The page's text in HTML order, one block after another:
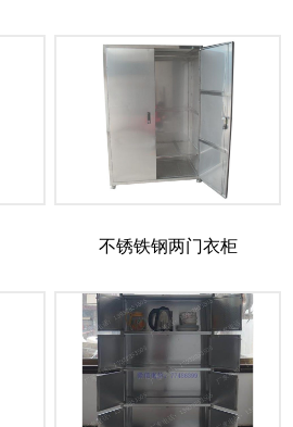
不锈铁钢两门衣柜